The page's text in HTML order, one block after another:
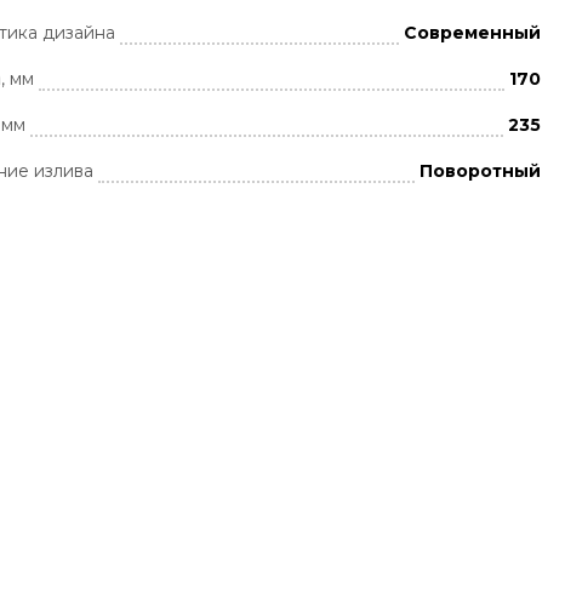
дизайна Современный
мм 170
235
излива Поворотный